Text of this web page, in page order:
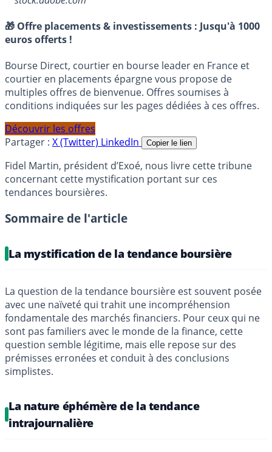
🎁 Offre placements & investissements : Jusqu'à 1000
euros offerts !
Bourse Direct, courtier en bourse leader en France et
courtier en placements épargne vous propose de
multiples offres de bienvenue. Offres soumises à
conditions indiquées sur les pages dédiées à ces offres.
Découvrir les offres
Partager : X (Twitter) LinkedIn Copier le lien
Fidel Martin, président d’Exoé, nous livre cette tribune
concernant cette mystification portant sur ces
tendances boursières.
Sommaire de l'article
La mystification de la tendance boursière
La question de la tendance boursière est souvent posée
avec une naïveté qui trahit une incompréhension
fondamentale des marchés financiers. Pour ceux qui ne
sont pas familiers avec le monde de la finance, cette
question semble légitime, mais elle repose sur des
prémisses erronées et conduit à des conclusions
simplistes.
La nature éphémère de la tendance
intrajournalière